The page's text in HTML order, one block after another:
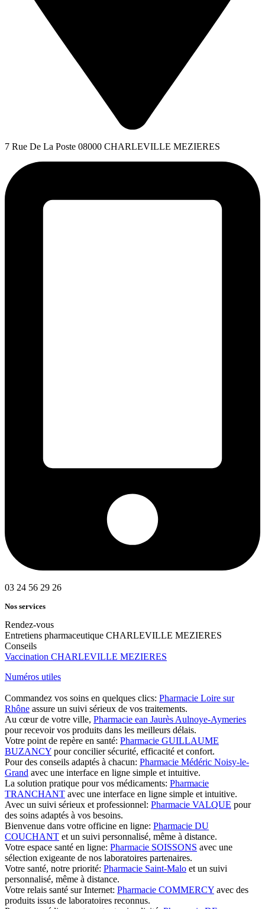
7 Rue De La Poste 08000 CHARLEVILLE MEZIERES
03 24 56 29 26
Nos services
Rendez-vous
Entretiens pharmaceutique CHARLEVILLE MEZIERES
Conseils
Vaccination CHARLEVILLE MEZIERES
Numéros utiles
Commandez vos soins en quelques clics: Pharmacie Loire sur
Rhône assure un suivi sérieux de vos traitements.
Au cœur de votre ville, Pharmacie ean Jaurès Aulnoye-Aymeries
pour recevoir vos produits dans les meilleurs délais.
Votre point de repère en santé: Pharmacie GUILLAUME
BUZANCY pour concilier sécurité, efficacité et confort.
Pour des conseils adaptés à chacun: Pharmacie Médéric Noisy-le-
Grand avec une interface en ligne simple et intuitive.
La solution pratique pour vos médicaments: Pharmacie
TRANCHANT avec une interface en ligne simple et intuitive.
Avec un suivi sérieux et professionnel: Pharmacie VALQUE pour
des soins adaptés à vos besoins.
Bienvenue dans votre officine en ligne: Pharmacie DU
COUCHANT et un suivi personnalisé, même à distance.
Votre espace santé en ligne: Pharmacie SOISSONS avec une
sélection exigeante de nos laboratoires partenaires.
Votre santé, notre priorité: Pharmacie Saint-Malo et un suivi
personnalisé, même à distance.
Votre relais santé sur Internet: Pharmacie COMMERCY avec des
produits issus de laboratoires reconnus.